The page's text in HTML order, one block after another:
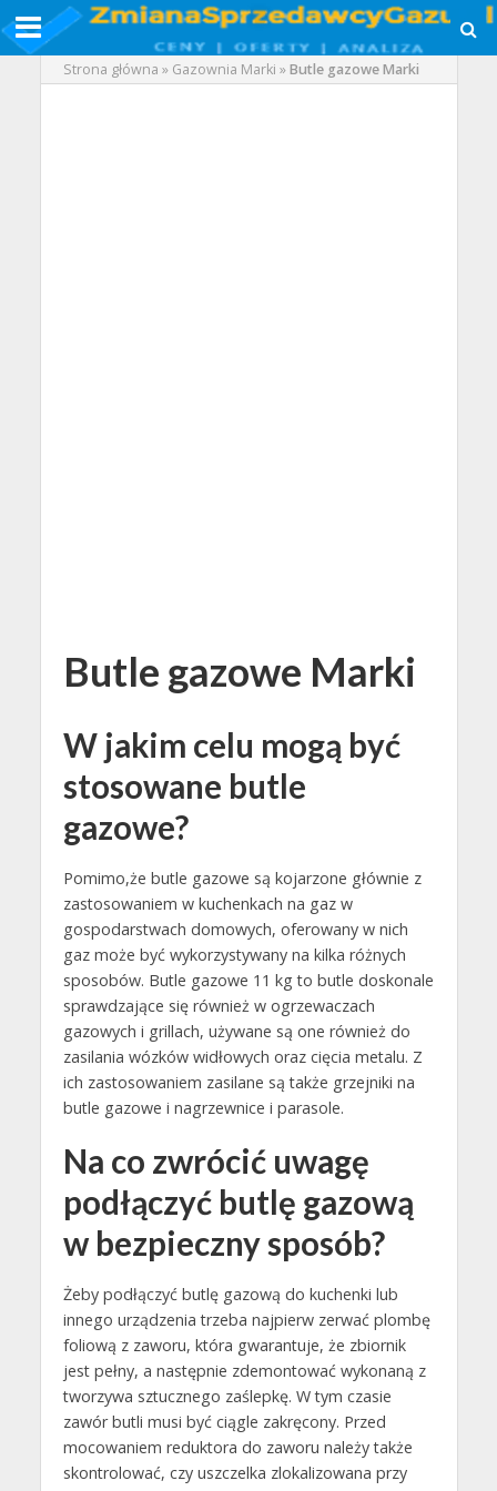
Strona główna » Gazownia Marki »Butle gazowe Marki
Butle gazowe Marki
W jakim celu mogą być
stosowane butle
gazowe?
Pomimo,że butle gazowe są kojarzone głównie z
zastosowaniem w kuchenkach na gaz w
gospodarstwach domowych, oferowany w nich
gaz może być wykorzystywany na kilka różnych
sposobów. Butle gazowe 11 kg to butle doskonale
sprawdzające się również w ogrzewaczach
gazowych i grillach, używane są one również do
zasilania wózków widłowych oraz cięcia metalu. Z
ich zastosowaniem zasilane są także grzejniki na
butle gazowe i nagrzewnice i parasole.
Na co zwrócić uwagę
podłączyć butlę gazową
w bezpieczny sposób?
Żeby podłączyć butlę gazową do kuchenki lub
innego urządzenia trzeba najpierw zerwać plombę
foliową z zaworu, która gwarantuje, że zbiornik
jest pełny, a następnie zdemontować wykonaną z
tworzywa sztucznego zaślepkę. W tym czasie
zawór butli musi być ciągle zakręcony. Przed
mocowaniem reduktora do zaworu należy także
skontrolować, czy uszczelka zlokalizowana przy